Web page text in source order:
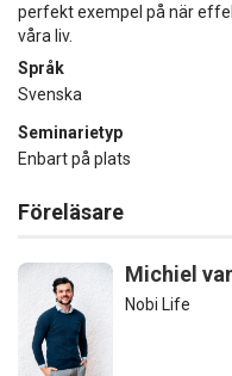
perfekt exempel på när
våra liv.
Språk
Svenska
Seminarietyp
Enbart på plats
Föreläsare
Michiel
Nobi Life